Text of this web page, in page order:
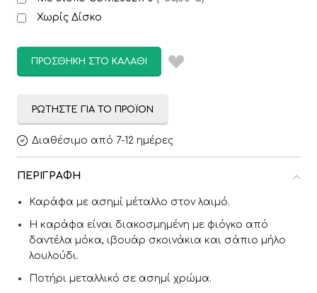
Χωρίς Δίσκο
ΠΡΟΣΘΉΚΗ ΣΤΟ ΚΑΛΆΘΙ
ΡΩΤΉΣΤΕ ΓΙΑ ΤΟ ΠΡΟΪΌΝ
Διαθέσιμο από 7-12 ημέρες
ΠΕΡΙΓΡΑΦΉ
Καράφα με ασημί μέταλλο στον λαιμό.
Η καράφα είναι διακοσμημένη με φιόγκο από
δαντέλα μόκα, ιβουάρ σκοινάκια και σάπιο μήλο
λουλούδι.
Ποτήρι μεταλλικό σε ασημί χρώμα.